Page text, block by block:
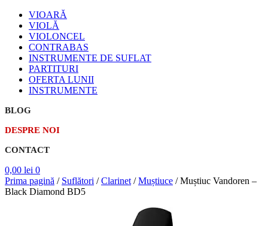
VIOARĂ
VIOLĂ
VIOLONCEL
CONTRABAS
INSTRUMENTE DE SUFLAT
PARTITURI
OFERTA LUNII
INSTRUMENTE
BLOG
DESPRE NOI
CONTACT
0,00 lei 0
Prima pagină / Suflători /Clarinet /Muștiuce /Muștiuc Vandoren –
Black Diamond BD5